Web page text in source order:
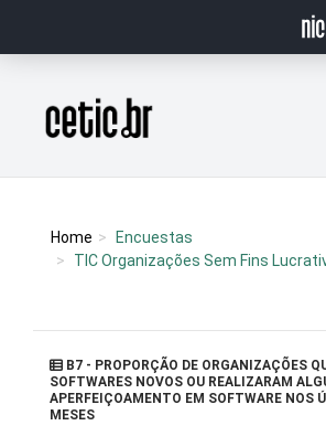
Página inicial
Home
Encuestas
TIC Organizações Sem Fins
B7 - PROPORÇÃO DE ORGANIZAÇÕES
SOFTWARES NOVOS OU REALIZARAM
APERFEIÇOAMENTO EM SOFTWARE NOS
MESES